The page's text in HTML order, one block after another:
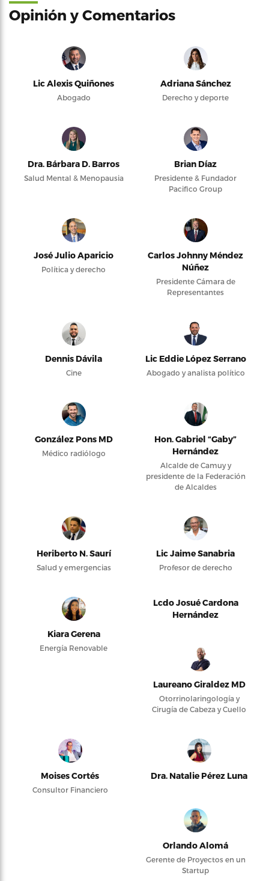
Opinión y Comentarios
Lic Alexis Quiñones
Abogado
Adriana Sánchez
Derecho y deporte
Dra. Bárbara D. Barros
Salud Mental & Menopausia
Brian Díaz
Presidente & Fundador
Pacifico Group
José Julio Aparicio
Política y derecho
Carlos Johnny Méndez
Núñez
Presidente Cámara de
Representantes
Dennis Dávila
Cine
Lic Eddie López Serrano
Abogado y analista político
González Pons MD
Médico radiólogo
Hon. Gabriel “Gaby”
Hernández
Alcalde de Camuy y
presidente de la Federación
de Alcaldes
Heriberto N. Saurí
Salud y emergencias
Lic Jaime Sanabria
Profesor de derecho
Kiara Gerena
Energía Renovable
Lcdo Josué Cardona
Hernández
Laureano Giraldez MD
Otorrinolaringología y
Cirugía de Cabeza y Cuello
Moises Cortés
Consultor Financiero
Dra. Natalie Pérez Luna
Orlando Alomá
Gerente de Proyectos en un
Startup